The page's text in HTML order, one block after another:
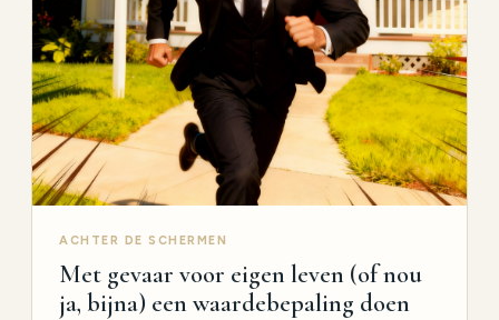
ACHTER DE SCHERMEN
Met gevaar voor eigen leven (of nou
ja, bijna) een waardebepaling doen